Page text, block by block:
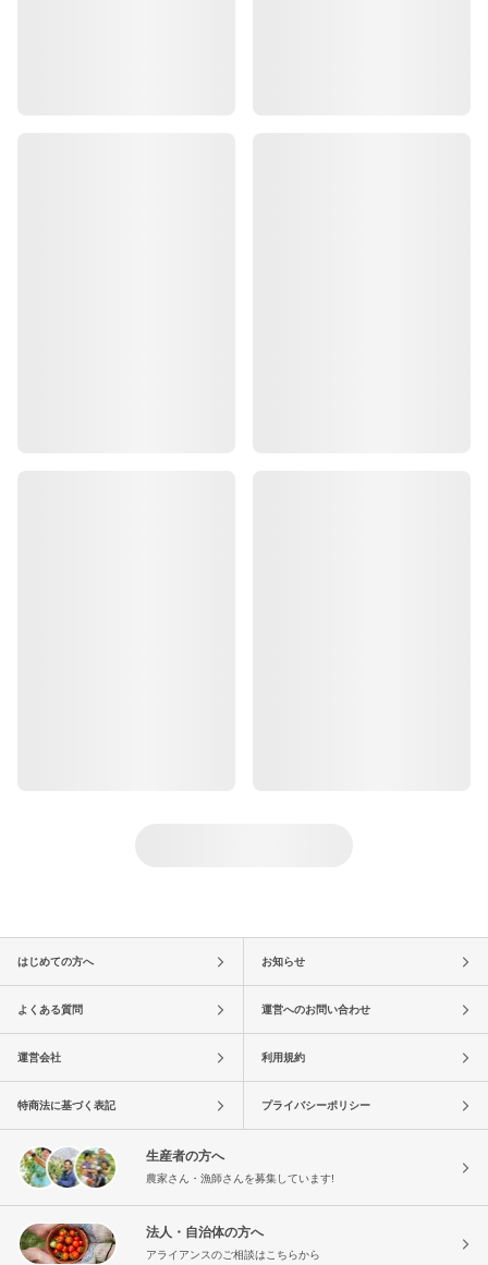
はじめての方へ お知らせ
よくある質問 運営へのお問い合わせ
運営会社 利用規約
特商法に基づく表記 プライバシーポリシー
生産者の方へ
農家さん・漁師さんを募集しています!
法人・自治体の方へ
アライアンスのご相談はこちらから